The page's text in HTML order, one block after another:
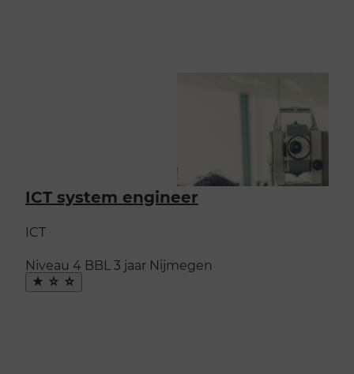
ICT system engineer
ICT
Niveau 4 BBL 3 jaar Nijmegen
Maak
favoriet